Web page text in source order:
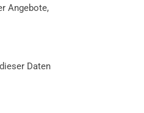
Angebote,
Daten